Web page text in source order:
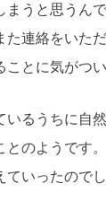
まうと思うん
た連絡をいた
とに気がつい
いるうちに自
とのようです
いったのでし